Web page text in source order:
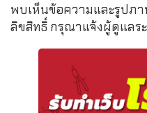
พบเห็นข้อความและรูปภา
ลิขสิทธิ์ กรุณาแจ้งผู้ดูแลร